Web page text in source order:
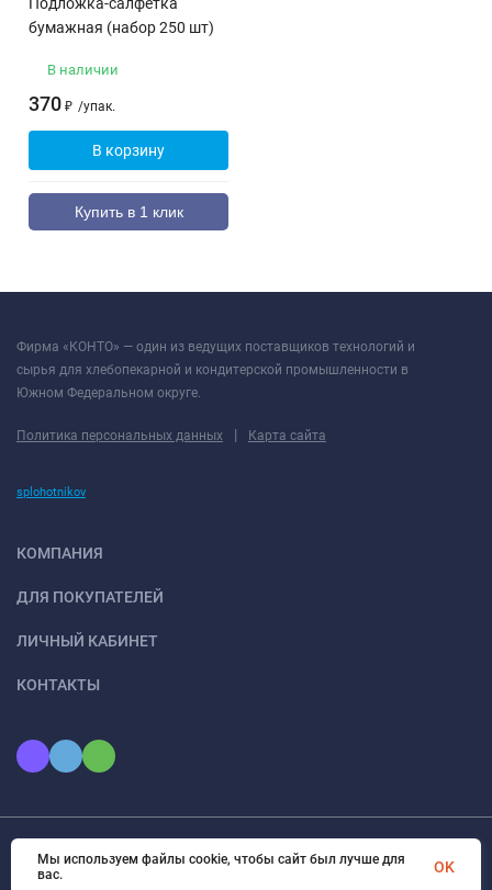
бумажная (набор 250 шт)
В наличии
370 ₽ /упак.
В корзину
Купить в 1 клик
Фирма «КОНТО» — один из ведущих поставщиков технологий и
сырья для хлебопекарной и кондитерской промышленности в
Южном Федеральном округе.
Политика персональных данных | Карта сайта
splohotnikov
КОМПАНИЯ
ДЛЯ ПОКУПАТЕЛЕЙ
ЛИЧНЫЙ КАБИНЕТ
КОНТАКТЫ
© 2026 ООО «КОНТО». Все права защищены
Мы используем файлы cookie, чтобы сайт был лучше для
вас.
OK